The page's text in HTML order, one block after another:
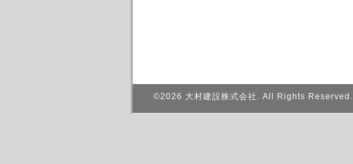
©2026 大村建設株式会社 . All Rights Reserved.